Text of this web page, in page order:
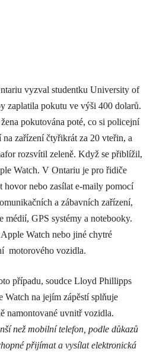
vyzval studentku University of
zaplatila pokutu ve výši 400 dolarů.
pokutována poté, co si policejní
zařízení čtyřikrát za 20 vteřin, a
rozsvítil zeleně. Když se přiblížil,
Watch. V Ontariu je pro řidiče
hovor nebo zasílat e-maily pomocí
a zábavních zařízení,
médií, GPS systémy a notebooky.
Watch nebo jiné chytré
motorového vozidla.
případu, soudce Lloyd Phillipps
na jejím zápěstí splňuje
namontované uvnitř vozidla.
než mobilní telefon, podle důkazů
přijímat a vysílat elektronická